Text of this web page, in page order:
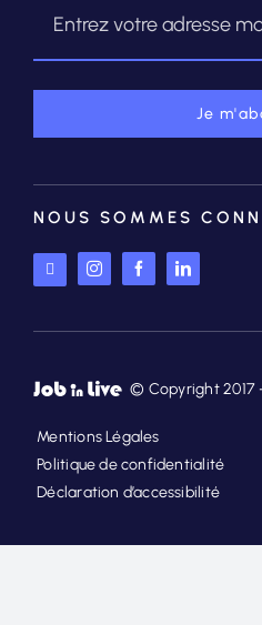
Je
NOUS SOMMES
© Copyright 2017
Mentions Légales
Politique de confidentialité
Déclaration d’accessibilité